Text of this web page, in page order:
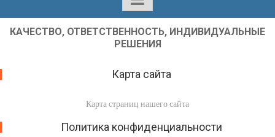
КАЧЕСТВО, ОТВЕТСТВЕННОСТЬ, ИНДИВИДУАЛЬНЫЕ
РЕШЕНИЯ
Карта сайта
Карта страниц нашего сайта
Политика конфиденциальности